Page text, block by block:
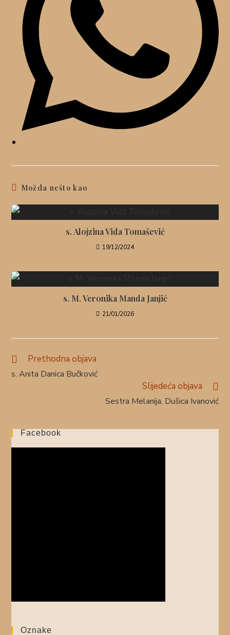
Možda nešto kao
s. Alojzina Vida Tomašević
19/12/2024
s. M. Veronika Manda Janjić
21/01/2026
Prethodna objava
s. Anita Danica Bučković
Slijedeća objava
Sestra Melanija, Dušica Ivanović
Facebook
Oznake